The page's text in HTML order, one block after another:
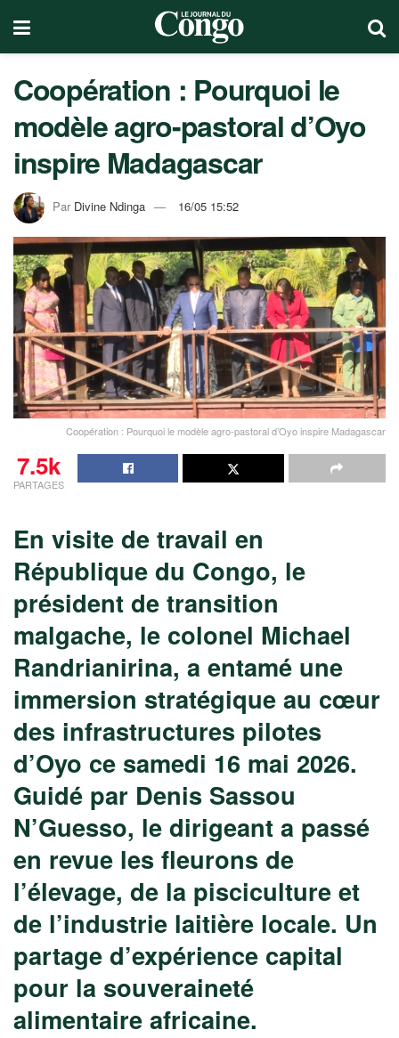
Coopération : Pourquoi le
modèle agro-pastoral d’Oyo
inspire Madagascar
Par Divine Ndinga 16/05 15:52
Coopération : Pourquoi le modèle agro-pastoral d’Oyo inspire Madagascar
7.5k
PARTAGES
En visite de travail en
République du Congo, le
président de transition
malgache, le colonel Michael
Randrianirina, a entamé une
immersion stratégique au cœur
des infrastructures pilotes
d’Oyo ce samedi 16 mai 2026.
Guidé par Denis Sassou
N’Guesso, le dirigeant a passé
en revue les fleurons de
l’élevage, de la pisciculture et
de l’industrie laitière locale. Un
partage d’expérience capital
pour la souveraineté
alimentaire africaine.